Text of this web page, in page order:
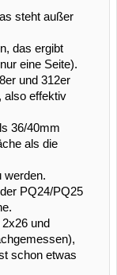
steht außer
das ergibt
eine Seite).
und 312er
also effektiv
36/40mm
als die
werden.
PQ24/PQ25
und
schon etwas